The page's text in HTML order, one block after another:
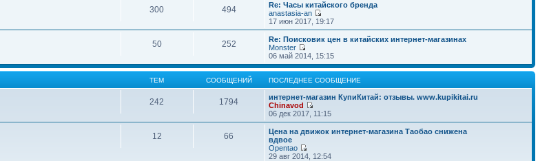
300 494
Re: Часы китайского бренда
anastasia-an
17 июн 2017, 19:17
50 252
Re: Поисковик цен в китайских интернет-магазинах
Monster
06 май 2014, 15:15
ТЕМ СООБЩЕНИЙ ПОСЛЕДНЕЕ СООБЩЕНИЕ
242 1794
интернет-магазин КупиКитай: отзывы. www.kupikitai.ru
Chinavod
06 дек 2017, 11:15
12 66
Цена на движок интернет-магазина Таобао снижена
вдвое
Opentao
29 авг 2014, 12:54